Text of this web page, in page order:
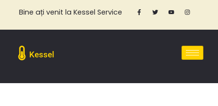
Bine ați venit la Kessel Service
Kessel